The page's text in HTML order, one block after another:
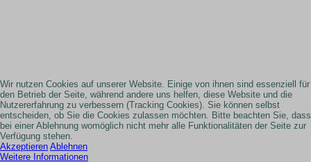
Wir nutzen Cookies auf unserer Website. Einige von ihnen sind essenziell für
den Betrieb der Seite, während andere uns helfen, diese Website und die
Nutzererfahrung zu verbessern (Tracking Cookies). Sie können selbst
entscheiden, ob Sie die Cookies zulassen möchten. Bitte beachten Sie, dass
bei einer Ablehnung womöglich nicht mehr alle Funktionalitäten der Seite zur
Verfügung stehen.
Akzeptieren Ablehnen
Weitere Informationen